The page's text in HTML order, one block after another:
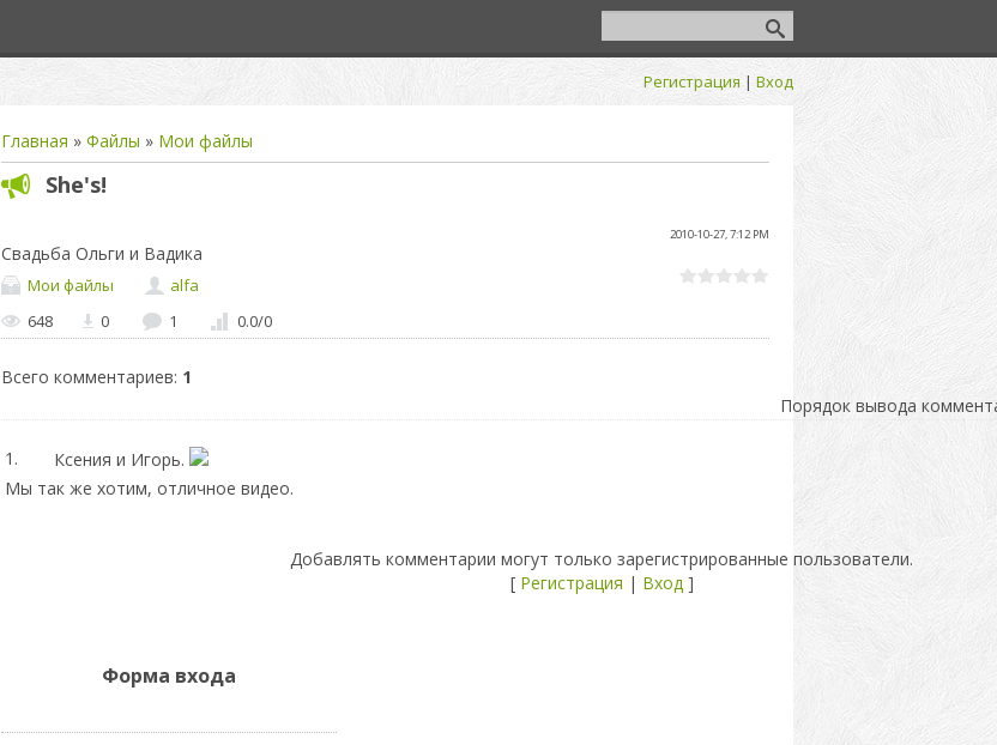
Регистрация | Вход
Главная » Файлы » Мои файлы
She's!
2010-10-27, 7:12 PM
Свадьба Ольги и Вадика
Мои файлы
alfa
648
0 1 0.0/0
Всего комментариев: 1
Порядок вывода
1.
Ксения и Игорь.
Мы так же хотим, отличное видео.
Добавлять комментарии могут только зарегистрированные пользователи.
[ Регистрация | Вход]
Форма входа